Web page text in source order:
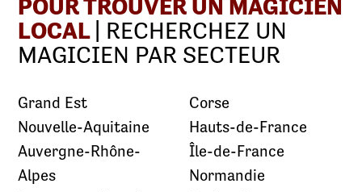
POUR TROUVER UN MAGICIEN
LOCAL | RECHERCHEZ UN
MAGICIEN PAR SECTEUR
Grand Est
Nouvelle-Aquitaine
Auvergne-Rhône-
Alpes
Corse
Hauts-de-France
Île-de-France
Normandie